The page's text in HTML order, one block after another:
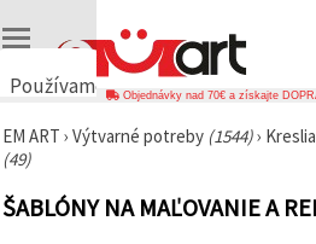
Používame
🍪
Používame
podobné
technológie,
Objednávky nad 70€ a získajte
EM ART › Výtvarné potreby (1544)›
(49)
ŠABLÓNY NA MAĽOVANIE A